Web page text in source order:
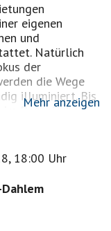
eigenen
und
Natürlich
der
die Wege
illuminiert. Bis
im Botanischen
Uhr bis 02 Uhr
Berlin
Mehr anzeigen
18:00 Uhr